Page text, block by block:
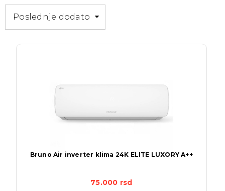
Poslednje dodato
Bruno Air inverter klima 24K ELITE LUXORY A++
75.000 rsd